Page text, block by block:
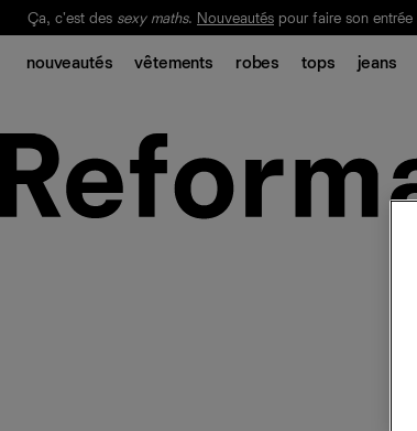
Notre Bilan Responsable 2025 est ici. Lisez-le
Ça, c'est des sexy maths. Nouveautés pour faire son entrée
nouveautés vêtements robes tops jeans